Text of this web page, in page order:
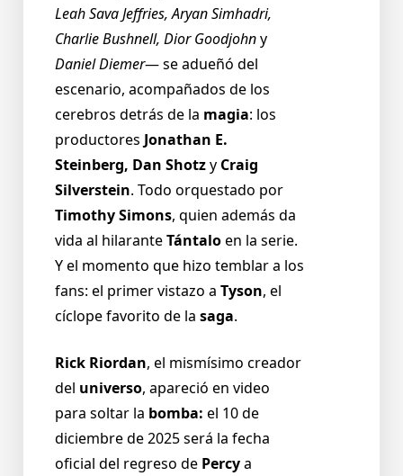
Leah Sava Jeffries, Aryan Simhadri,
Charlie Bushnell, Dior Goodjohny
Daniel Diemer— se adueñó del
escenario, acompañados de los
cerebros detrás de la magia: los
productores Jonathan E.
Steinberg, Dan Shotzy Craig
Silverstein. Todo orquestado por
Timothy Simons, quien además da
vida al hilaranteTántaloen la serie.
Y el momento que hizo temblar a los
fans: el primer vistazo a Tyson, el
cíclope favorito de la saga.
Rick Riordan, el mismísimo creador
del universo, apareció en video
para soltar la bomba: el 10 de
diciembre de 2025 será la fecha
oficial del regreso de Percya